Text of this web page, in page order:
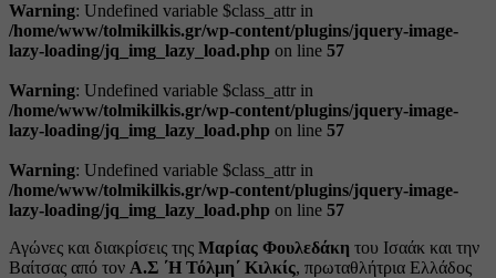
Warning: Undefined variable $class_attr in
/home/www/tolmikilkis.gr/wp-content/plugins/jquery-image-
lazy-loading/jq_img_lazy_load.php on line 57
Warning: Undefined variable $class_attr in
/home/www/tolmikilkis.gr/wp-content/plugins/jquery-image-
lazy-loading/jq_img_lazy_load.php on line 57
Warning: Undefined variable $class_attr in
/home/www/tolmikilkis.gr/wp-content/plugins/jquery-image-
lazy-loading/jq_img_lazy_load.php on line 57
Αγώνες και διακρίσεις της Μαρίας Φουλεδάκη του Ισαάκ και την
Βαίτσας από τον Α.Σ ΄Η Τόλμη΄ Κιλκίς, πρωταθλήτρια Ελλάδος